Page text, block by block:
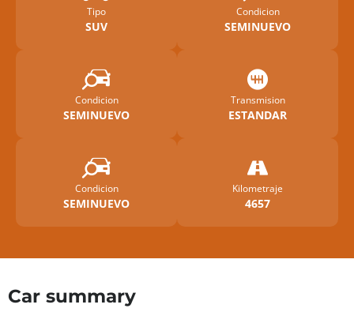
Tipo
SUV
Condicion
SEMINUEVO
Condicion
SEMINUEVO
Transmision
ESTANDAR
Condicion
SEMINUEVO
Kilometraje
4657
Car summary